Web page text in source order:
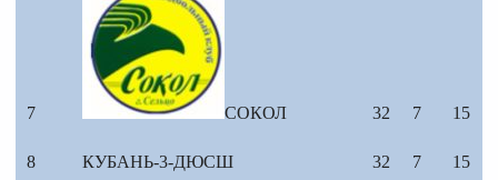
7 СОКОЛ 32 7 15
8 КУБАНЬ-3-ДЮСШ 32 7 15